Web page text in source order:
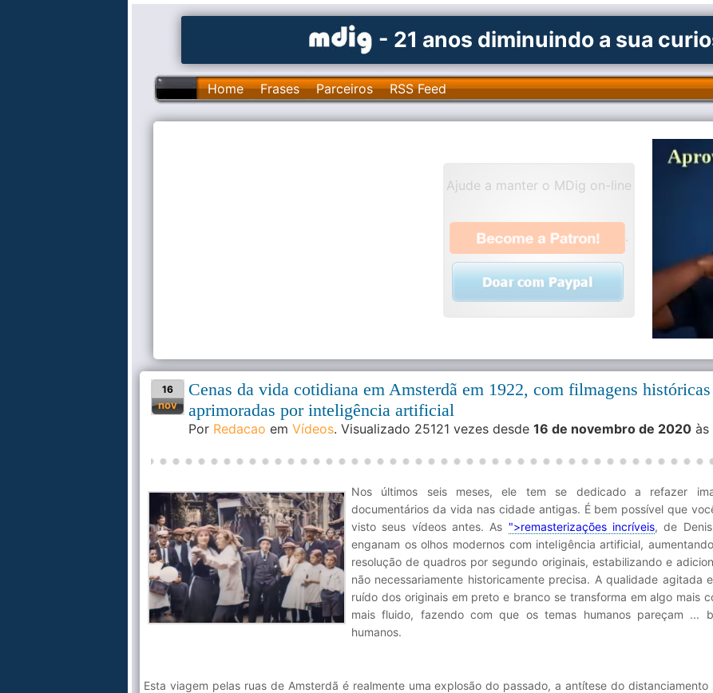
- 21 anos diminuindo a sua
Home Frases Parceiros RSS Feed
Ajude a manter o MDig on-line
.
16
nov
Cenas da vida cotidiana em Amsterdã em 1922, com filmagens históricas
aprimoradas por inteligência artificial
Por Redacao em Vídeos. Visualizado 25121 vezes desde 16 de novembro de 2020 às
Nos últimos seis meses, ele tem se dedicado a refazer
documentários da vida nas cidade antigas. É bem possível que
visto seus vídeos antes. As ">remasterizações incríveis, de
enganam os olhos modernos com inteligência artificial,
resolução de quadros por segundo originais, estabilizando e
não necessariamente historicamente precisa. A qualidade agitada
ruído dos originais em preto e branco se transforma em algo mais
mais fluido, fazendo com que os temas humanos pareçam ...
humanos.
Esta viagem pelas ruas de Amsterdã é realmente uma explosão do passado, a antítese do distanciamento